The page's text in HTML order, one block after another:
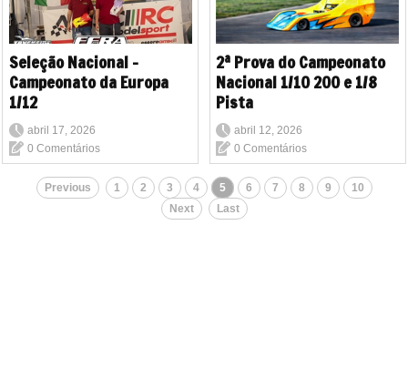
Seleção Nacional -
Campeonato da Europa
1/12
abril 17, 2026
0 Comentários
2ª Prova do Campeonato
Nacional 1/10 200 e 1/8
Pista
abril 12, 2026
0 Comentários
Previous 1 2 3 4 5 6 7 8 9
10
Next
Last